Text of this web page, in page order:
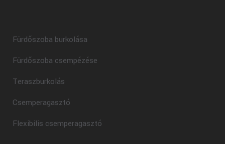
Fürdőszoba burkolása
Fürdőszoba csempézése
Teraszburkolás
Csemperagasztó
Flexibilis csemperagasztó